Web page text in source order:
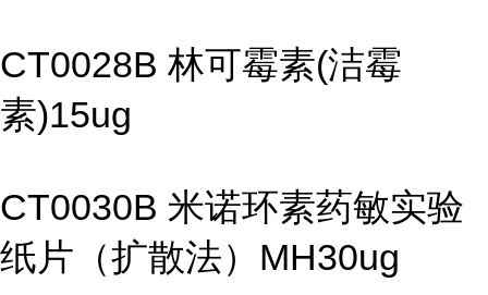
CT0028B 林可霉素(洁霉
素)15ug
CT0030B 米诺环素药敏实验
纸片（扩散法）MH30ug